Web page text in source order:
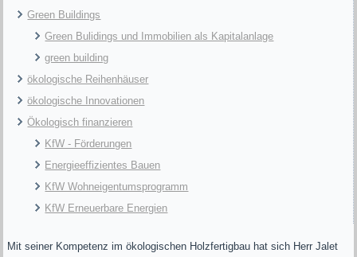
Green Buildings
Green Bulidings und Immobilien als Kapitalanlage
green building
ökologische Reihenhäuser
ökologische Innovationen
Ökologisch finanzieren
KfW - Förderungen
Energieeffizientes Bauen
KfW Wohneigentumsprogramm
KfW Erneuerbare Energien
Mit seiner Kompetenz im ökologischen Holzfertigbau hat sich Herr Jalet